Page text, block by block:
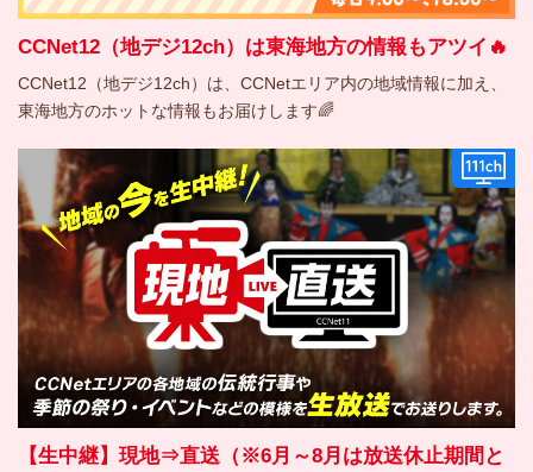
CCNet12（地デジ12ch）は東海地方の情報もアツイ🔥
CCNet12（地デジ12ch）は、CCNetエリア内の地域情報に加え、
東海地方のホットな情報もお届けします🌈
【生中継】現地⇒直送（※6月～8月は放送休止期間と